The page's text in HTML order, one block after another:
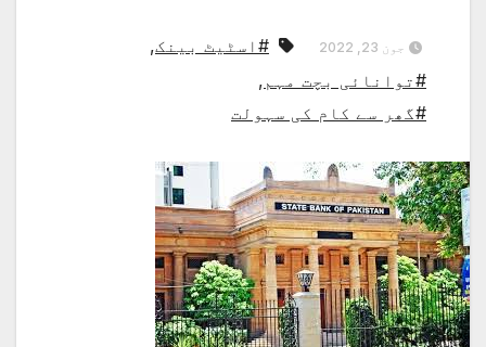
جون 23, 2022 #اسٹیٹ بینک,
#توانائی بچت مہم ,
#گھر سے کام کی سہولت